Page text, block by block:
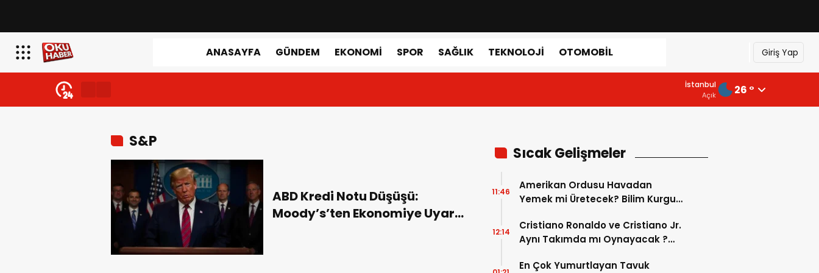
ANASAYFA GÜNDEM EKONOMI SPOR SAĞLIK TEKNOLOJI OTOMOBIL Giriş Yap
İstanbul
Açık 26 °
S&P
ABD Kredi Notu Düşüşü:
Moody’s’ten Ekonomiye Uyarı
Sıcak Gelişmeler
Amerikan Ordusu Havadan
Yemek mi Üretecek? Bilim Kurgu
11:46
Cristiano Ronaldo ve Cristiano Jr.
Aynı Takımda mı Oynayacak ?
Dönemimi Başlıyor ?
12:14
En Çok Yumurtlayan Tavuk